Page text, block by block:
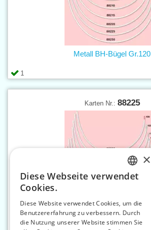
1
Metall BH-Bügel Gr.120
Karten Nr.: 88225
Metall BH-Bügel Gr.125
CZECH
ENGLISH
×
Diese Webseite verwendet
Cookies.
Diese Website verwendet Cookies, um die
Benutzererfahrung zu verbessern. Durch
die Nutzung unserer Website stimmen Sie